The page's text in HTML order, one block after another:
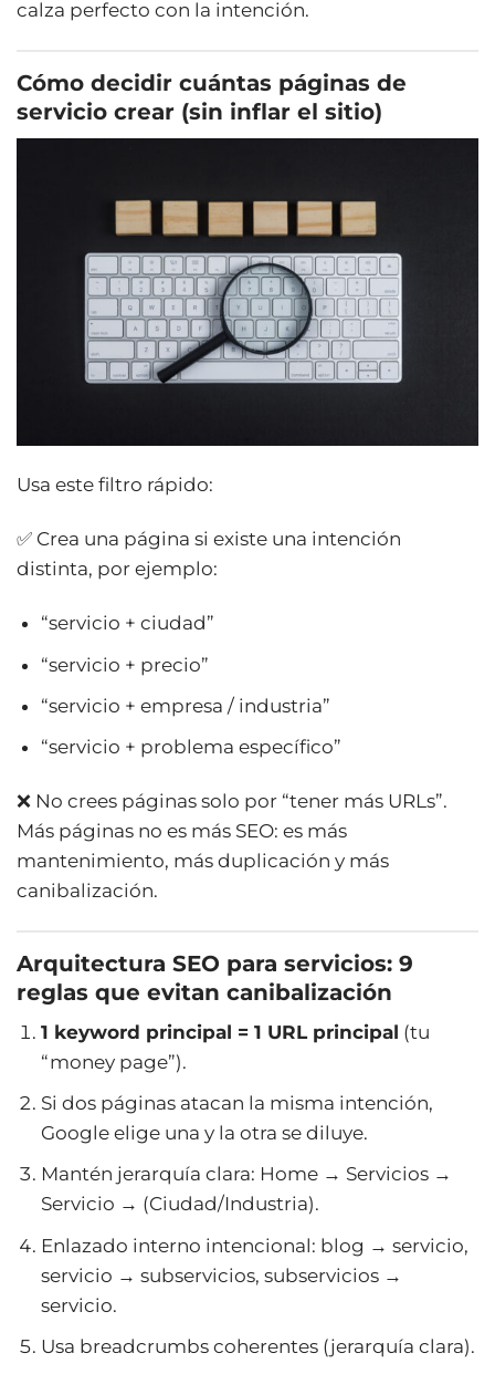
calza perfecto con la intención.
Cómo decidir cuántas páginas de
servicio crear (sin inflar el sitio)
Usa este filtro rápido:
✅ Crea una página si existe una intención
distinta, por ejemplo:
“servicio + ciudad”
“servicio + precio”
“servicio + empresa / industria”
“servicio + problema específico”
❌ No crees páginas solo por “tener más URLs”.
Más páginas no es más SEO: es más
mantenimiento, más duplicación y más
canibalización.
Arquitectura SEO para servicios: 9
reglas que evitan canibalización
1 keyword principal = 1 URL principal (tu
“money page”).
Si dos páginas atacan la misma intención,
Google elige una y la otra se diluye.
Mantén jerarquía clara: Home → Servicios →
Servicio → (Ciudad/Industria).
Enlazado interno intencional: blog → servicio,
servicio → subservicios, subservicios →
servicio.
Usa breadcrumbs coherentes (jerarquía clara).